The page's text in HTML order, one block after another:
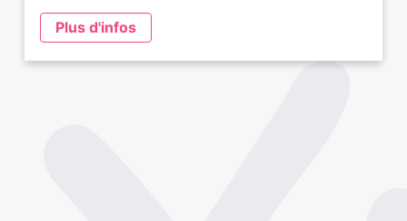
Plus d'infos